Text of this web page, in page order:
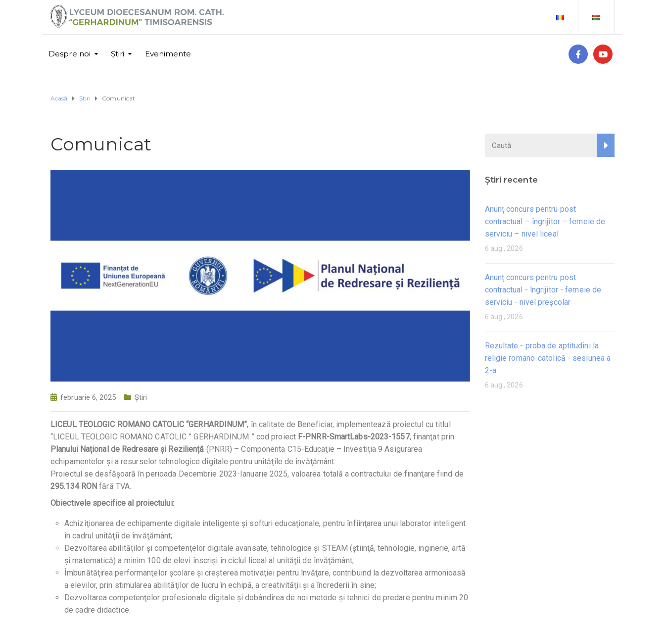
Despre noi Știri Evenimente
Acasă Știri Comunicat
Comunicat
februarie 6, 2025 Știri
LICEUL TEOLOGIC ROMANO CATOLIC “GERHARDINUM”, în calitate de Beneficiar, implementează proiectul cu titlul
“LICEUL TEOLOGIC ROMANO CATOLIC ” GERHARDINUM ” cod proiect F-PNRR-SmartLabs-2023-1557, finanţat prin
Planului Național de Redresare și Reziliență (PNRR) – Componenta C15-Educaţie – Investiţia 9 Asigurarea
echipamentelor și a resurselor tehnologice digitale pentru unităţile de învăţământ.
Proiectul se desfășoară în perioada Decembrie 2023-Ianuarie 2025, valoarea totală a contractului de finanţare fiind de
295.134 RON fără TVA.
Obiectivele specifice al proiectului:
Achiziţionarea de echipamente digitale inteligente și softuri educaţionale, pentru înfiinţarea unui laborator inteligent
în cadrul unităţii de învăţământ;
Dezvoltarea abilităţilor și competenţelor digitale avansate, tehnologice și STEAM (știinţă, tehnologie, inginerie, artă
și matematică) a minim 100 de elevi înscriși în ciclul liceal al unităţii de învăţământ;
Îmbunătăţirea performanţelor școlare și creșterea motivaţiei pentru învăţare, contribuind la dezvoltarea armonioasă
a elevilor, prin stimularea abilităţilor de lucru în echipă, a creativităţii și a încrederii în sine;
Dezvoltarea competenţelor profesionale digitale și dobândirea de noi metode și tehnici de predare pentru minim 20
de cadre didactice.
Știri recente
Anunț concurs pentru post
contractual – îngrijitor – femeie de
serviciu – nivel liceal
6 aug., 2026
Anunț concurs pentru post
contractual - îngrijitor - femeie de
serviciu - nivel preșcolar
6 aug., 2026
Rezultate - proba de aptitudini la
religie romano-catolică - sesiunea a
2-a
6 aug., 2026